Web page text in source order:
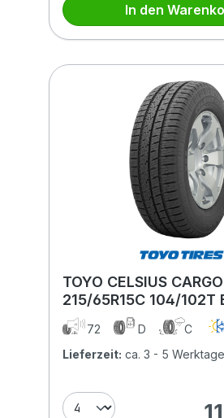
In den
TOYO CELSIUS CARGO
215/65R15C 104/102T
72 D
C
Lieferzeit: ca. 3 - 5 Werktage